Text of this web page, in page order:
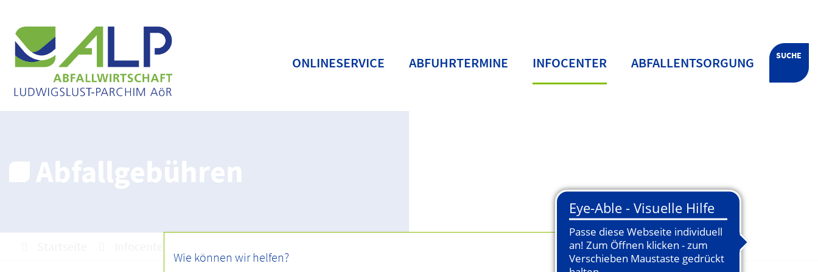
SUCHE
ONLINESERVICE ABFUHRTERMINE INFOCENTER ABFALLENTSORGUNG
Abfallgebühren